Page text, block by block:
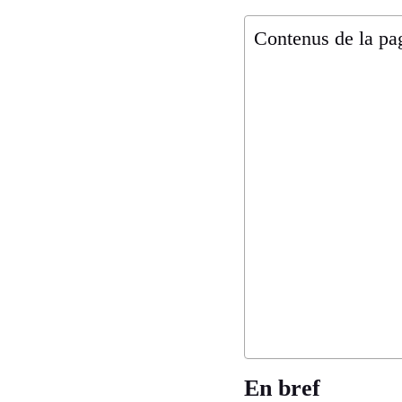
Contenus de la
En bref